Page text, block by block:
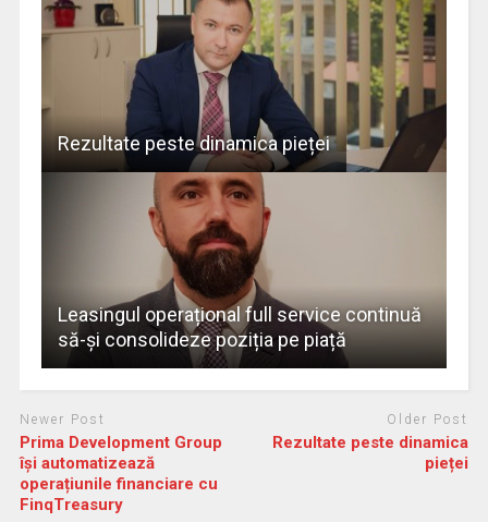
Rezultate peste dinamica pieței
Leasingul operațional full service continuă
să-și consolideze poziția pe piață
Newer Post
Prima Development Group
își automatizează
operațiunile financiare cu
FinqTreasury
Older Post
Rezultate peste dinamica
pieței